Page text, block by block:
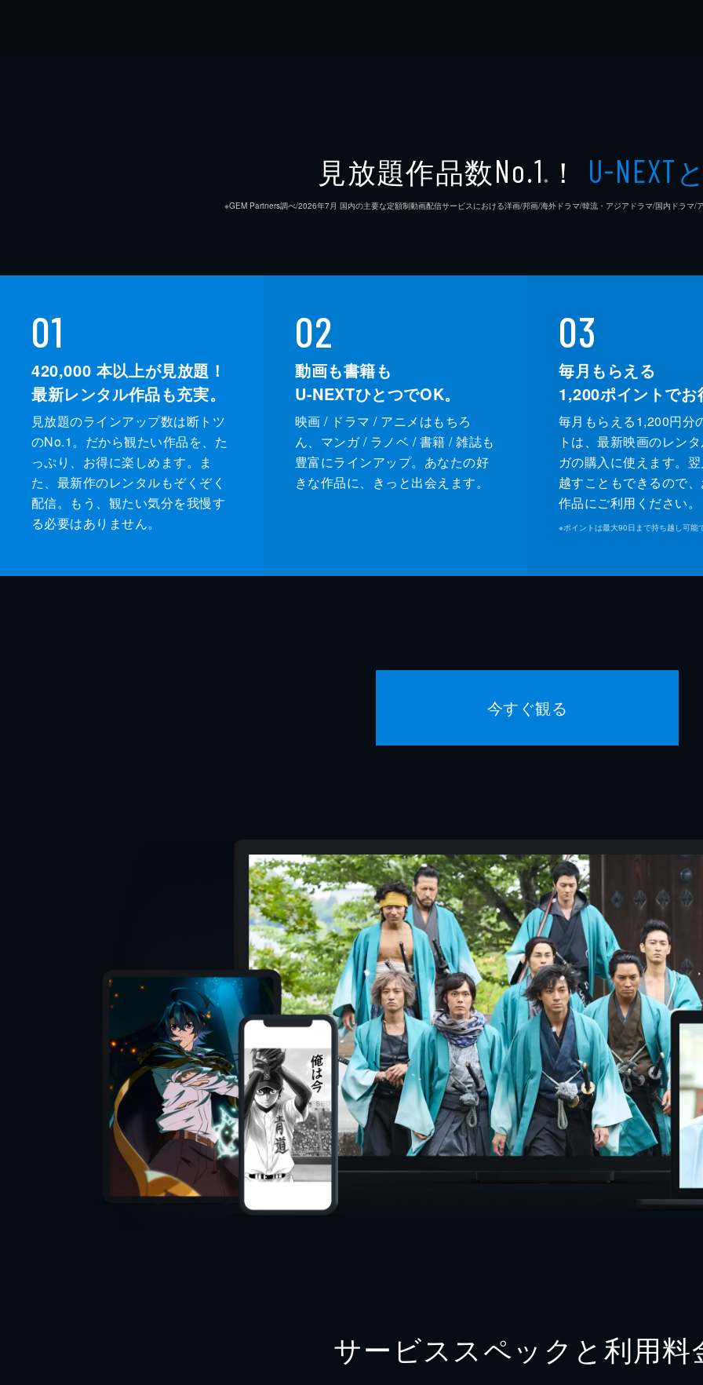
見放題作品数No.1 ※ ！ U-NEXT
※GEM Partners調べ/2026年7⽉ 国内の主要な定額制動画配信サービスにおける洋画/邦画/海外ドラマ/韓流・アジアドラマ/国内ドラマ/
01
420,000 本以上が見放題！
最新レンタル作品も充実。
見放題のラインアップ数は断トツ
のNo.1。だから観たい作品を、た
っぷり、お得に楽しめます。ま
た、最新作のレンタルもぞくぞく
配信。もう、観たい気分を我慢す
る必要はありません。
02
動画も書籍も
U-NEXTひとつでOK。
映画 / ドラマ / アニメはもちろ
ん、マンガ / ラノベ / 書籍 / 雑誌も
豊富にラインアップ。あなたの好
きな作品に、きっと出会えます。
03
毎月もらえる
1,200ポイントでお
毎月もらえる1,200円分
トは、最新映画のレン
ガの購入に使えます。
越すこともできるので
作品にご利用ください。
※ポイントは最大90日まで持ち越し可能
今すぐ観る
サービススペックと利用料